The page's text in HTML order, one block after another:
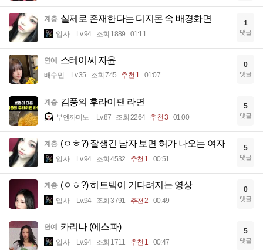
계층 실제로 존재한다는 디지몬 속 배경화면
입사 Lv.94 조회 1889 01:11
1
댓글
연예 스테이씨 자윤
배수민 Lv.35 조회 745 추천 1 01:07
0
댓글
계층 김풍의 후라이팬 라면
부엔까미노 Lv.87 조회 2264 추천 3 01:00
5
댓글
계층 (ㅇㅎ?) 잘생긴 남자 보면 혀가 나오는 여자
입사 Lv.94 조회 4532 추천 1 00:51
5
댓글
계층 (ㅇㅎ?) 히트텍이 기다려지는 영상
입사 Lv.94 조회 3791 추천 2 00:49
0
댓글
연예 카리나 (에스파)
입사 Lv.94 조회 1711 추천 1 00:47
5
댓글